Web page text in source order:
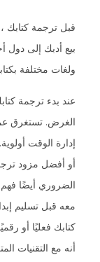
قبل ترجمة
بيع أدبك إلى
ولغات مختلفة
عند بدء ترجمة
الغرض. تستغرق
إدارة الوقت
أو أفضل مزود
الضروري أيضًا
معه قبل تسليم
كتابك فعليًا أو
أنه مع التقنيات